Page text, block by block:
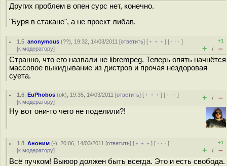
Других проблем в опен сурс нет, конечно.
"Буря в стакане", а не проект либав.
1.5 ,anonymous (??), 19:32, 14/03/2011 [ответить] [ ﹢﹢﹢] [ · · ·]
[к модератору]
+1
+ / –
Странно, что его назвали не librempeg. Теперь опять начнётся
массовое выкидывание из дистров и прочая нездоровая
суета.
1.6 ,EuPhobos (ok), 19:35, 14/03/2011 [ответить] [ ﹢﹢﹢] [ · · ·]
[к модератору] + / –
Ну вот они-то чего не поделили?!
1.8 ,Аноним (-), 20:06, 14/03/2011 [ответить] [ ﹢﹢﹢] [ · · ·]
[к модератору]
+1
+ / –
Всё пучком! Выюор должен быть всегда. Это и есть свобода.